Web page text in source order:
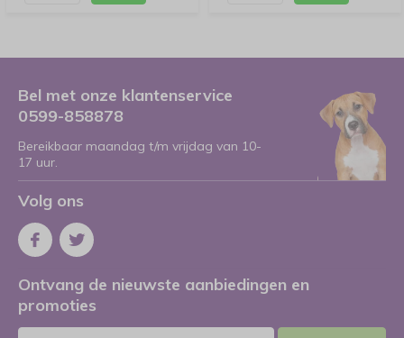
Bel met onze klantenservice
0599-858878
Bereikbaar maandag t/m vrijdag van 10-
17 uur.
Volg ons
Ontvang de nieuwste aanbiedingen en
promoties